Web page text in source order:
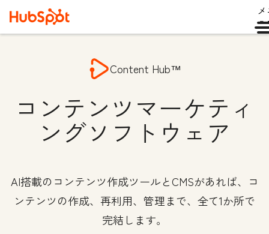
Content Hub™
コンテンツマーケティ
ングソフトウェア
AI搭載のコンテンツ作成ツールとCMSがあれば、コ
ンテンツの作成、再利用、管理まで、全て1か所で
完結します。